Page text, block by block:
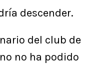
descender.
del club de
no ha podido